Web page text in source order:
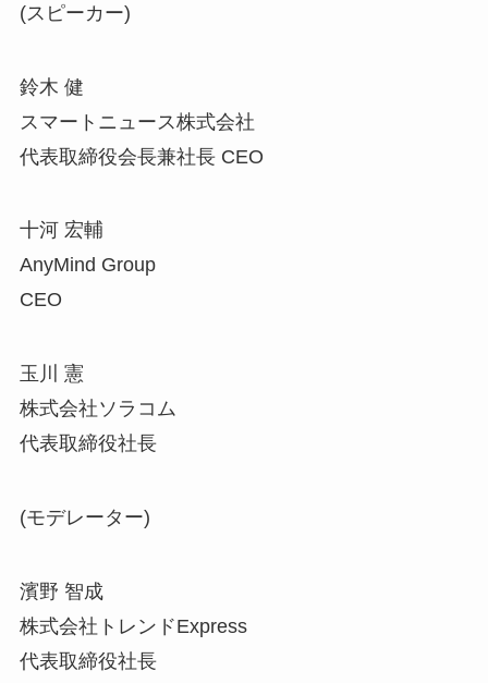
(スピーカー)
鈴木 健
スマートニュース株式会社
代表取締役会長兼社長 CEO
十河 宏輔
AnyMind Group
CEO
玉川 憲
株式会社ソラコム
代表取締役社長
(モデレーター)
濱野 智成
株式会社トレンドExpress
代表取締役社長